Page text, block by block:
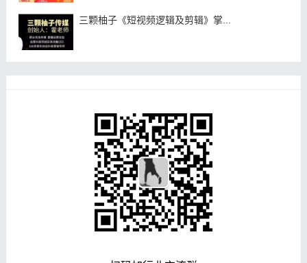
三颗柚子《短视频逻辑及剪辑》掌...